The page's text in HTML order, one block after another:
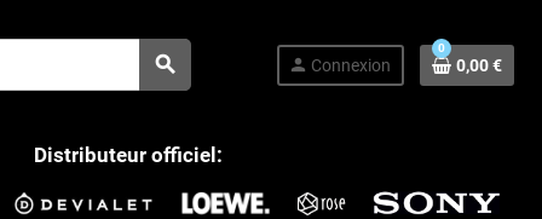
search person Connexion
0
0,00 €
Distributeur officiel: